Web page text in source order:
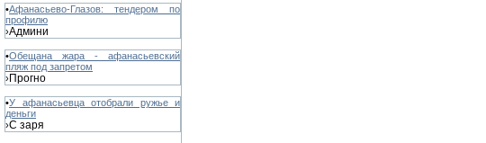
•Афанасьево-Глазов: тендером по
профилю
›Админи
•Обещана жара - афанасьевский
пляж под запретом
›Прогно
•У афанасьевца отобрали ружье и
деньги
›С заря